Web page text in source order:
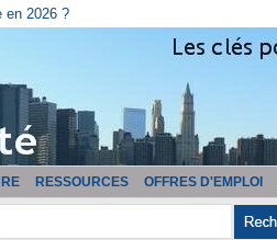
RESSOURCES OFFRES D'EMPLOI